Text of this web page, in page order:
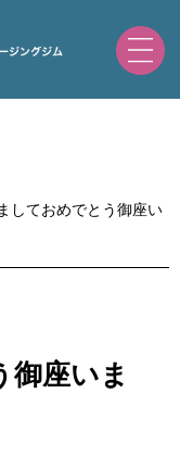
しておめでとう御座い
御座いま